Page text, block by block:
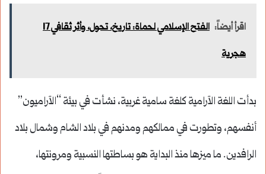
اقرأ أيضاً:
الفتح الإسلامي لحماة: تاريخ، تحول، وأثر ثقافي 17
هجرية
بدأت اللغة الآرامية كلغة سامية غربية، نشأت في بيئة “الآراميون”
أنفسهم، وتطورت في ممالكهم ومدنهم في بلاد الشام وشمال بلاد
الرافدين. ما ميزها منذ البداية هو بساطتها النسبية ومرونتها،